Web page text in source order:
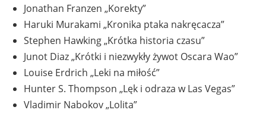
Jonathan Franzen „Korekty”
Haruki Murakami „Kronika ptaka nakręcacza”
Stephen Hawking „Krótka historia czasu”
Junot Diaz „Krótki i niezwykły żywot Oscara Wao”
Louise Erdrich „Leki na miłość”
Hunter S. Thompson „Lęk i odraza w Las Vegas”
Vladimir Nabokov „Lolita”